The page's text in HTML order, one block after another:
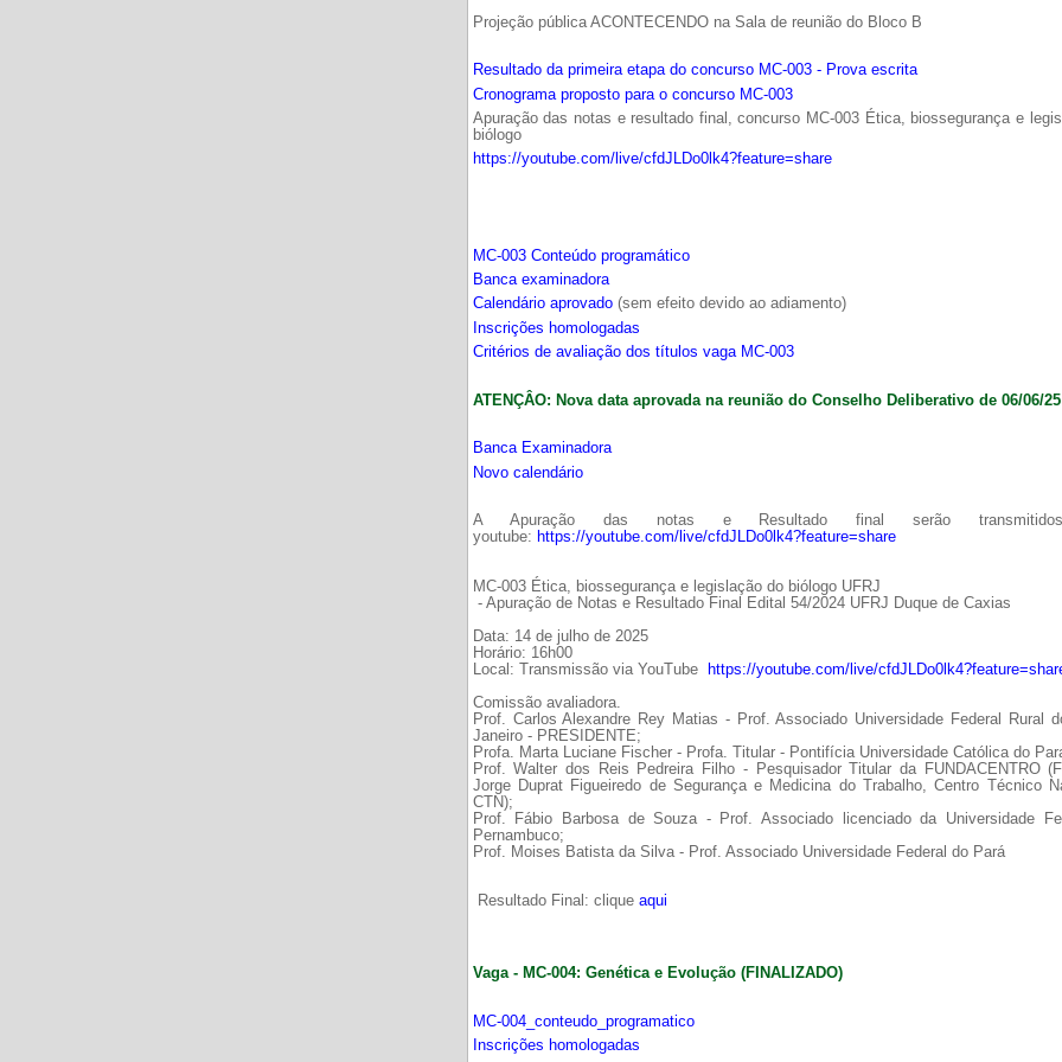
Projeção pública ACONTECENDO na Sala de reunião do Bloco B
Resultado da primeira etapa do concurso MC-003 - Prova escrita
Cronograma proposto para o concurso MC-003
Apuração das notas e resultado final, concurso MC-003 Ética, biossegurança e
biólogo
https://youtube.com/live/cfdJLDo0lk4?feature=share
MC-003 Conteúdo programático
Banca examinadora
Calendário aprovado(sem efeito devido ao adiamento)
Inscrições homologadas
Critérios de avaliação dos títulos vaga MC-003
ATENÇÂO: Nova data aprovada na reunião do Conselho Deliberativo de 06/06/25
Banca Examinadora
Novo calendário
A Apuração das notas e Resultado final serão
youtube: https://youtube.com/live/cfdJLDo0lk4?feature=share
MC-003 Ética, biossegurança e legislação do biólogo UFRJ
- Apuração de Notas e Resultado Final Edital 54/2024 UFRJ Duque de Caxias
Data: 14 de julho de 2025
Horário: 16h00
Local: Transmissão via YouTube
https://youtube.com/live/
Comissão avaliadora.
Prof. Carlos Alexandre Rey Matias - Prof. Associado Universidade Federal Rural
Janeiro - PRESIDENTE;
Profa. Marta Luciane Fischer - Profa. Titular - Pontifícia Universidade Católica do
Prof. Walter dos Reis Pedreira Filho - Pesquisador Titular da FUNDACENTRO
Jorge Duprat Figueiredo de Segurança e Medicina do Trabalho, Centro Técnico
CTN);
Prof. Fábio Barbosa de Souza - Prof. Associado licenciado da Universidade
Pernambuco;
Prof. Moises Batista da Silva - Prof. Associado Universidade Federal do Pará
Resultado Final: clique aqui
Vaga - MC-004: Genética e Evolução (FINALIZADO)
MC-004_conteudo_programatico
Inscrições homologadas